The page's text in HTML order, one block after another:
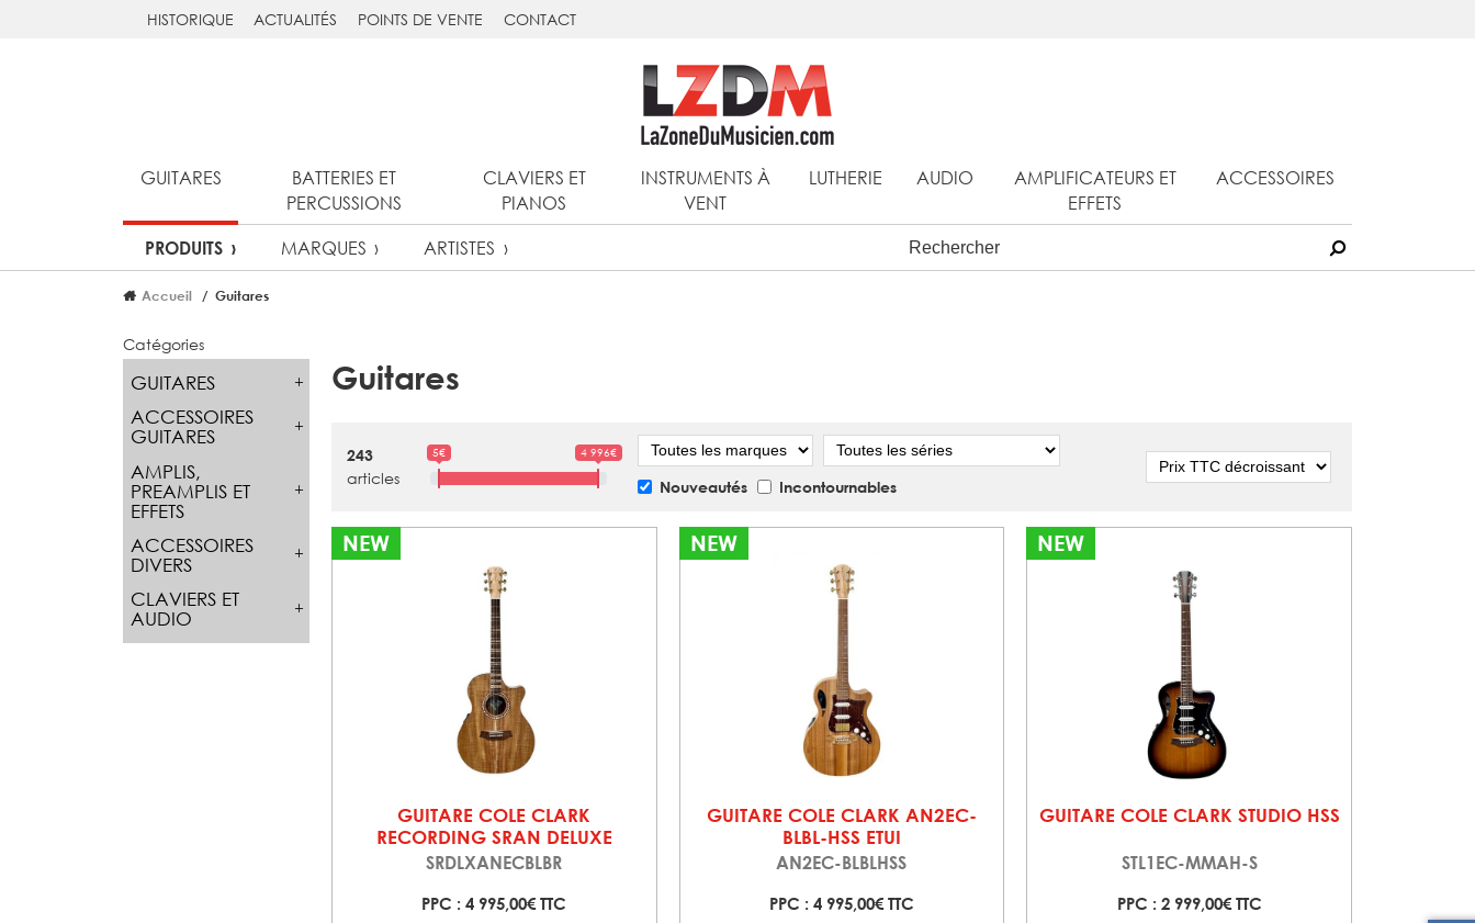
HISTORIQUE ACTUALITÉS POINTS DE VENTE CONTACT
GUITARES
BATTERIES ET
PERCUSSIONS
CLAVIERS ET
PIANOS
INSTRUMENTS À
VENT
LUTHERIE AUDIO
AMPLIFICATEURS ET
EFFETS
ACCESSOIRES
PRODUITS MARQUES ARTISTES
Accueil Guitares
Catégories
GUITARES
ACCESSOIRES
GUITARES
AMPLIS,
PREAMPLIS ET
EFFETS
ACCESSOIRES
DIVERS
CLAVIERS ET
AUDIO
Guitares
243
articles
5€ 4 996€ Marque Série
Nouveautés Incontournables
NEW
GUITARE COLE CLARK
RECORDING SRAN DELUXE
SRDLXANECBLBR
PPC : 4 995,00€ TTC
NEW
GUITARE COLE CLARK AN2EC-
BLBL-HSS ETUI
AN2EC-BLBLHSS
PPC : 4 995,00€ TTC
NEW
GUITARE COLE CLARK STUDIO HSS
STL1EC-MMAH-S
PPC : 2 999,00€ TTC